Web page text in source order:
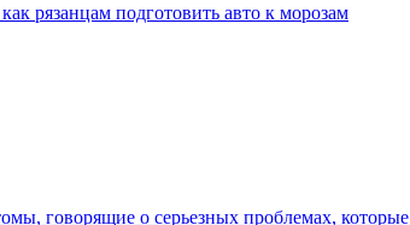
рязанцам подготовить авто к морозам
говорящие о серьезных проблемах,